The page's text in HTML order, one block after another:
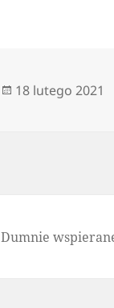
Data
18 lutego 2021
Dumnie